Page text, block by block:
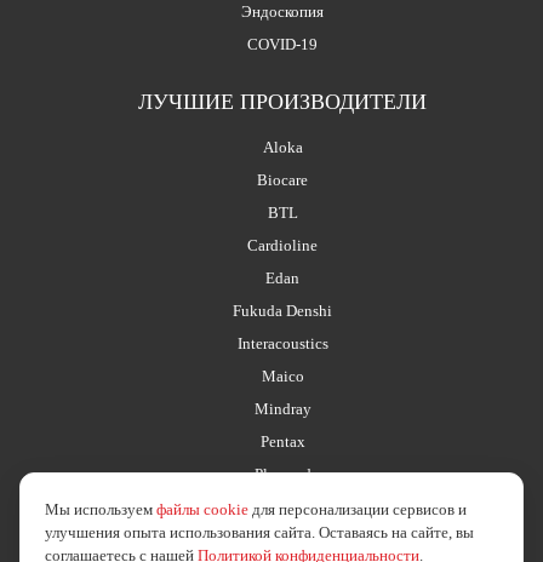
Эндоскопия
COVID-19
ЛУЧШИЕ ПРОИЗВОДИТЕЛИ
Aloka
Biocare
BTL
Cardioline
Edan
Fukuda Denshi
Interacoustics
Maico
Mindray
Pentax
Planmed
Мы используем файлы cookie для персонализации сервисов и
улучшения опыта использования сайта. Оставаясь на сайте, вы
соглашаетесь с нашей Политикой конфиденциальности.